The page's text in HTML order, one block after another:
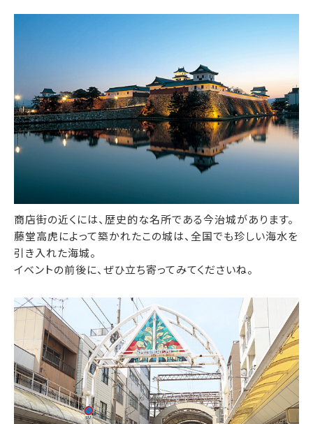
商店街の近くには、歴史的な名所である今治城があります。
藤堂高虎によって築かれたこの城は、全国でも珍しい海水を
引き入れた海城。
イベントの前後に、ぜひ立ち寄ってみてくださいね。